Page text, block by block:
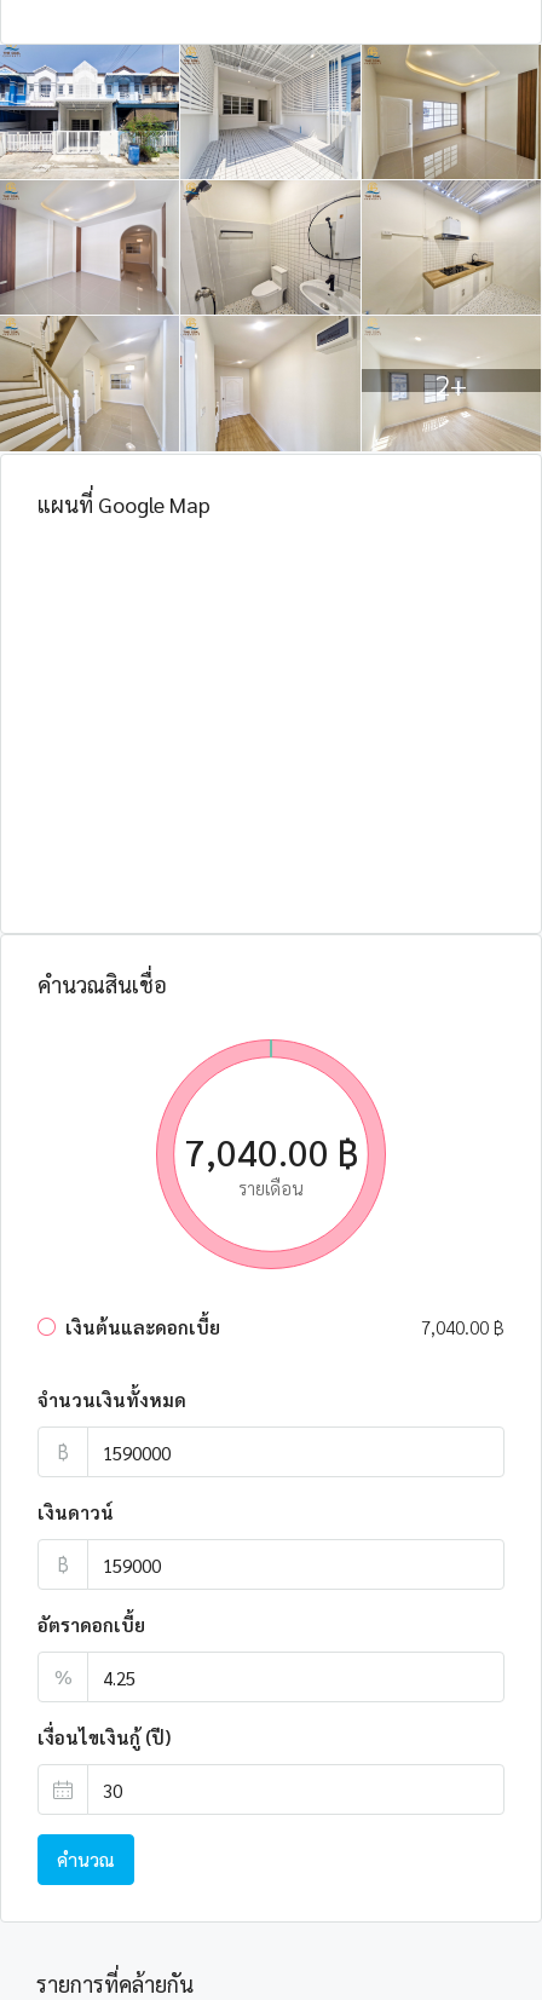
2+
แผนที่ Google Map
คำนวณสินเชื่อ
7,040.00 ฿
รายเดือน
เงินต้นและดอกเบี้ย 7,040.00 ฿
จำนวนเงินทั้งหมด
฿
เงินดาวน์
฿
อัตราดอกเบี้ย
%
เงื่อนไขเงินกู้ (ปี)
คำนวณ
รายการที่คล้ายกัน